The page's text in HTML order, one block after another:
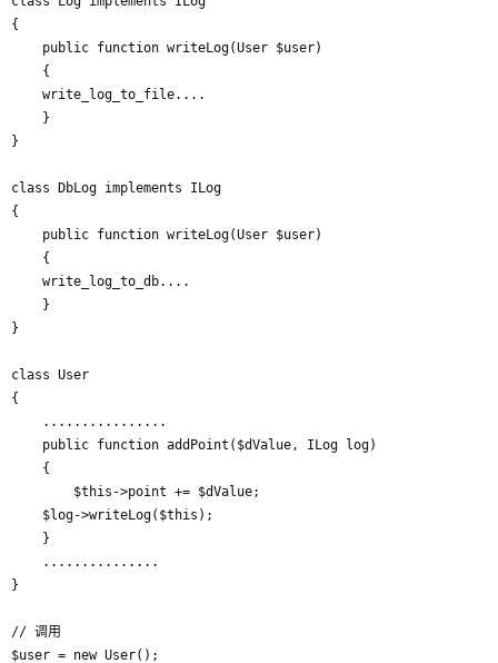
{
    public function writeLog(User $user)
    {
    }
}
class DbLog implements ILog
{
    public function writeLog(User $user)
    {
    }
}
class User
{
    ................
    public function addPoint($dValue, ILog log)
    {
        $this->point += $dValue;
    }
    ...............
}
// 调用
$user = new User();